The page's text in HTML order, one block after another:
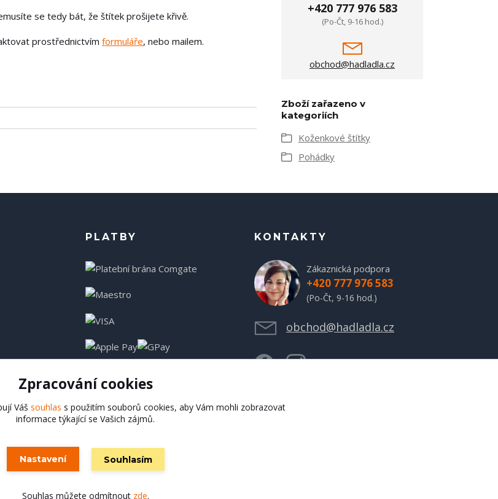
se tedy bát, že štítek prošijete křivě.
prostřednictvím formuláře, nebo mailem.
+420 777 976 583
(Po-Čt, 9-16 hod.)
obchod@hadladla.cz
Zboží zařazeno v
kategoriích
Koženkové štítky
Pohádky
PLATBY KONTAKTY
Zákaznická podpora
+420 777 976 583
(Po-Čt, 9-16 hod.)
obchod@hadladla.cz
Hadladla.cz
Zpracování cookies
Váš souhlas s použitím souborů cookies, aby Vám mohli zobrazovat
informace týkající se Vašich zájmů.
Nastavení Souhlasím
Souhlas můžete odmítnout zde.